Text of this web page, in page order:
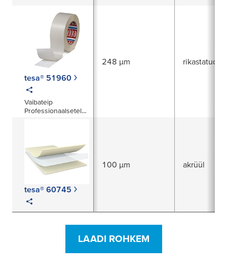
tesa® 51960
Vaibateip
Professionaalsetele
248 µm rikastatud
tesa® 60745
100 µm akrüül
LAADI ROHKEM